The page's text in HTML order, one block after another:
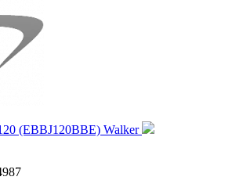
(EBBJ120BBE) Walker